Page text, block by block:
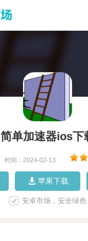
简单加速器ios下
时间：2024-02-13
苹果下载
安卓市场，安全绿色